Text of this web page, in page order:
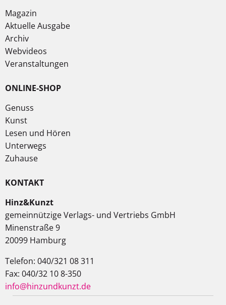
Magazin
Aktuelle Ausgabe
Archiv
Webvideos
Veranstaltungen
ONLINE-SHOP
Genuss
Kunst
Lesen und Hören
Unterwegs
Zuhause
KONTAKT
Hinz&Kunzt
gemeinnützige Verlags- und Vertriebs GmbH
Minenstraße 9
20099 Hamburg
Telefon: 040/321 08 311
Fax: 040/32 10 8-350
info@hinzundkunzt.de